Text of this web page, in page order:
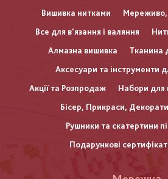
Вишивка нитками
Мереживо,
Все для в'язання і валяння
Алмазна вишивка
Тканина
Аксесуари та інструменти
Акції та Розпродаж
Набори для
Бісер, Прикраси,
Рушники та скатертини
Подарункові